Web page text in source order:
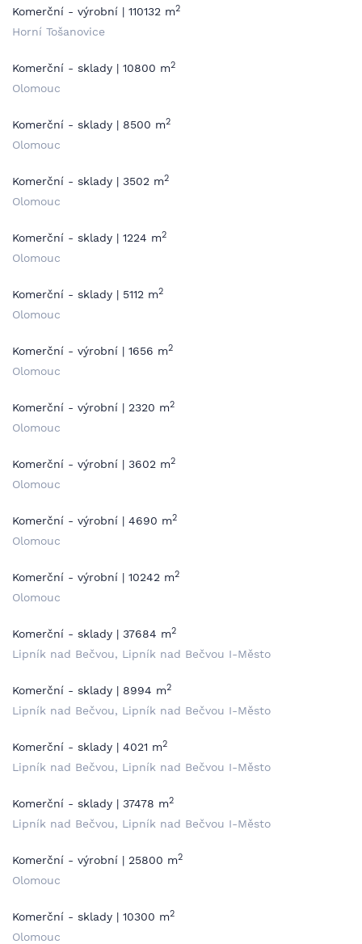
Komerční - výrobní | 110132 m2
Horní Tošanovice
Komerční - sklady | 10800 m2
Olomouc
Komerční - sklady | 8500 m2
Olomouc
Komerční - sklady | 3502 m2
Olomouc
Komerční - sklady | 1224 m2
Olomouc
Komerční - sklady | 5112 m2
Olomouc
Komerční - výrobní | 1656 m2
Olomouc
Komerční - výrobní | 2320 m2
Olomouc
Komerční - výrobní | 3602 m2
Olomouc
Komerční - výrobní | 4690 m2
Olomouc
Komerční - výrobní | 10242 m2
Olomouc
Komerční - sklady | 37684 m2
Lipník nad Bečvou, Lipník nad Bečvou I-Město
Komerční - sklady | 8994 m2
Lipník nad Bečvou, Lipník nad Bečvou I-Město
Komerční - sklady | 4021 m2
Lipník nad Bečvou, Lipník nad Bečvou I-Město
Komerční - sklady | 37478 m2
Lipník nad Bečvou, Lipník nad Bečvou I-Město
Komerční - výrobní | 25800 m2
Olomouc
Komerční - sklady | 10300 m2
Olomouc